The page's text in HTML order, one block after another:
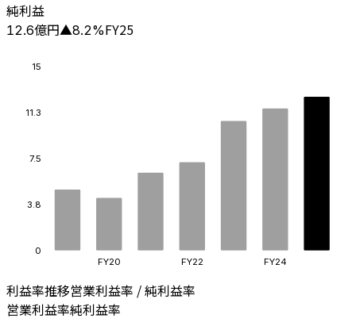
純利益
12.6億円▲8.2%FY25
0
3.8
7.5
11.3
15
FY20 FY22 FY24
利益率推移営業利益率 / 純利益率
営業利益率純利益率